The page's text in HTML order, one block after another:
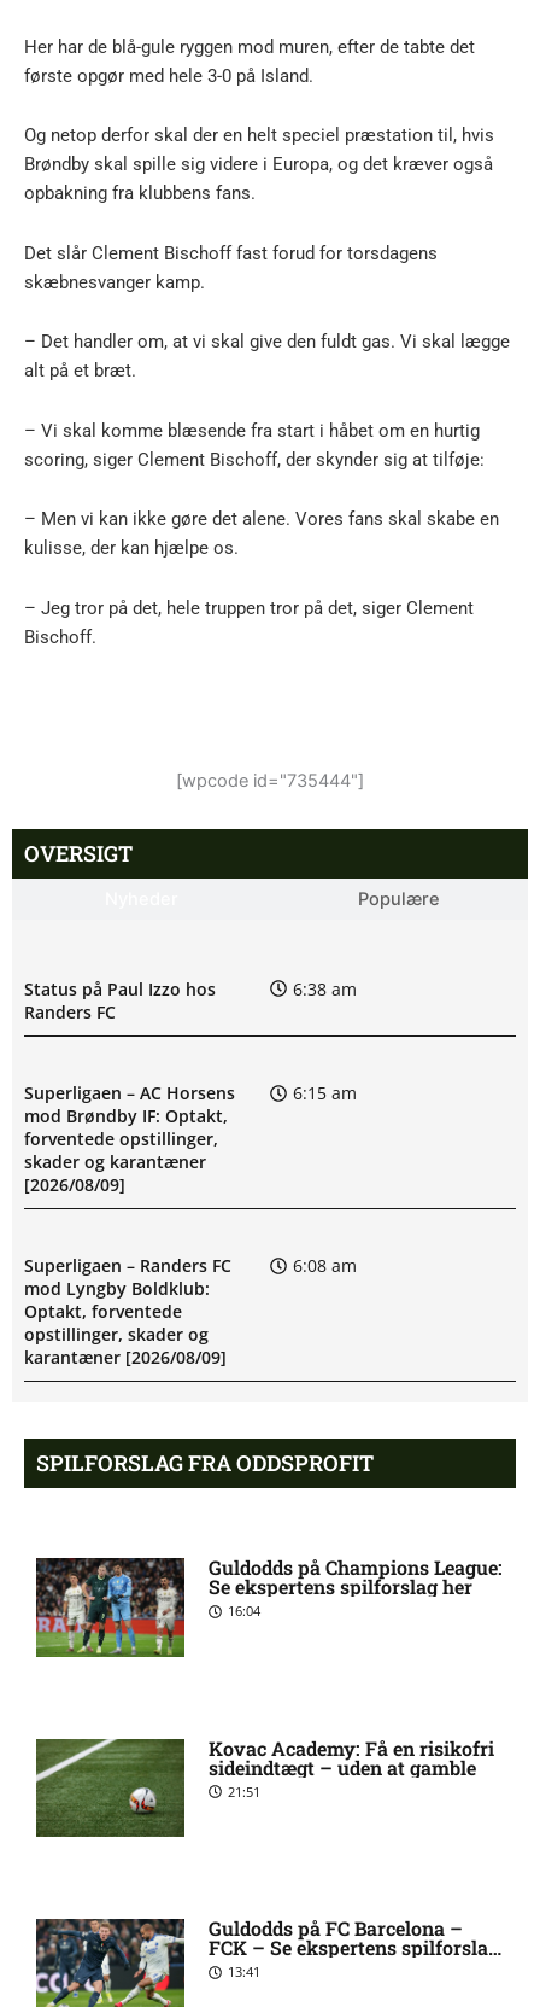
Her har de blå-gule ryggen mod muren, efter de tabte det
første opgør med hele 3-0 på Island.
Og netop derfor skal der en helt speciel præstation til, hvis
Brøndby skal spille sig videre i Europa, og det kræver også
opbakning fra klubbens fans.
Det slår Clement Bischoff fast forud for torsdagens
skæbnesvanger kamp.
– Det handler om, at vi skal give den fuldt gas. Vi skal lægge
alt på et bræt.
– Vi skal komme blæsende fra start i håbet om en hurtig
scoring, siger Clement Bischoff, der skynder sig at tilføje:
– Men vi kan ikke gøre det alene. Vores fans skal skabe en
kulisse, der kan hjælpe os.
– Jeg tror på det, hele truppen tror på det, siger Clement
Bischoff.
[wpcode id="735444"]
OVERSIGT
Populære
Status på Paul Izzo hos
Randers FC
6:38 am
Superligaen – AC Horsens
mod Brøndby IF: Optakt,
forventede opstillinger,
skader og karantæner
[2026/08/09]
6:15 am
Superligaen – Randers FC
mod Lyngby Boldklub:
Optakt, forventede
opstillinger, skader og
karantæner [2026/08/09]
6:08 am
Pontus Anders Rödin misser
kamp for Silkeborg IF
5:44 am
Esbjerg fB: Optakt
[2026/08/09]
Yonis Njoh ude: seneste nyt
hos Viborg FF
8:17 pm
[2026/08/08]
SPILFORSLAG FRA ODDSPROFIT
Guldodds på Champions League:
Se ekspertens spilforslag her
16:04
Kovac Academy: Få en risikofri
sideindtægt – uden at gamble
21:51
Guldodds på FC Barcelona –
FCK – Se ekspertens spilforslag
her13:41